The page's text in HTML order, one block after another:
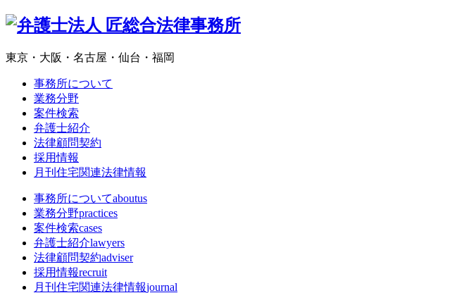
東京・大阪・名古屋・仙台・福岡
事務所について
業務分野
案件検索
弁護士紹介
法律顧問契約
採用情報
月刊住宅関連法律情報
事務所についてaboutus
業務分野practices
案件検索cases
弁護士紹介lawyers
法律顧問契約adviser
採用情報recruit
月刊住宅関連法律情報journal